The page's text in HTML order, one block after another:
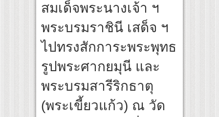
HARLEY DAYS™ 2026 เทศกาลโมโตไลฟ์สไตล์ที่นักขี่ทั่วเอเชียรอคอย
ฟอร์มยักษ์ ‘คุณยายวรนาฏ’ (INHERIT) เตรียมคายตะขาบหนังไทยในรอบปฐมทัศน์โ
สุดชีวิต โกนหัวรับบทแม่ชี นำทีมนักแสดงประชันความสยอง!
สมเด็จพระนางเจ้า ฯ
พระบรมราชินี เสด็จ ฯ
ไปทรงสักการะพระพุทธ
รูปพระศากยมุนี และ
พระบรมสารีริกธาตุ
(พระเขี้ยวแก้ว) ณ วัด